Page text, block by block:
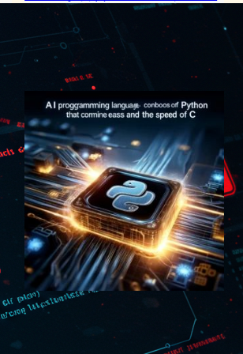
ー構築ツールに未認証リモー
トコード実行の危険
サイバーセキュリティニュース
2025年5月7日7:49
AI開発を加速する「Mojo」登
場、Pythonの限界を超える
AI（人工知能）ニュース